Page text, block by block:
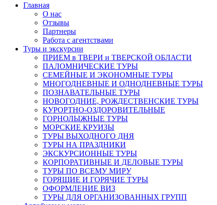
Главная
О нас
Отзывы
Партнеры
Работа с агентствами
Туры и экскурсии
ПРИЕМ в ТВЕРИ и ТВЕРСКОЙ ОБЛАСТИ
ПАЛОМНИЧЕСКИЕ ТУРЫ
СЕМЕЙНЫЕ И ЭКОНОМНЫЕ ТУРЫ
МНОГОДНЕВНЫЕ И ОДНОДНЕВНЫЕ ТУРЫ
ПОЗНАВАТЕЛЬНЫЕ ТУРЫ
НОВОГОДНИЕ, РОЖДЕСТВЕНСКИЕ ТУРЫ
КУРОРТНО-ОЗДОРОВИТЕЛЬНЫЕ
ГОРНОЛЫЖНЫЕ ТУРЫ
МОРСКИЕ КРУИЗЫ
ТУРЫ ВЫХОДНОГО ДНЯ
ТУРЫ НА ПРАЗДНИКИ
ЭКСКУРСИОННЫЕ ТУРЫ
КОРПОРАТИВНЫЕ И ДЕЛОВЫЕ ТУРЫ
ТУРЫ ПО ВСЕМУ МИРУ
ГОРЯЩИЕ И ГОРЯЧИЕ ТУРЫ
ОФОРМЛЕНИЕ ВИЗ
ТУРЫ ДЛЯ ОРГАНИЗОВАННЫХ ГРУПП